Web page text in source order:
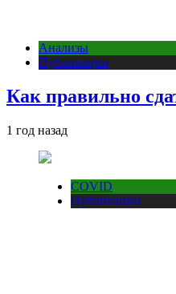
Анализы
Публикации
Как правильно
1 год назад
COVID
Публикации